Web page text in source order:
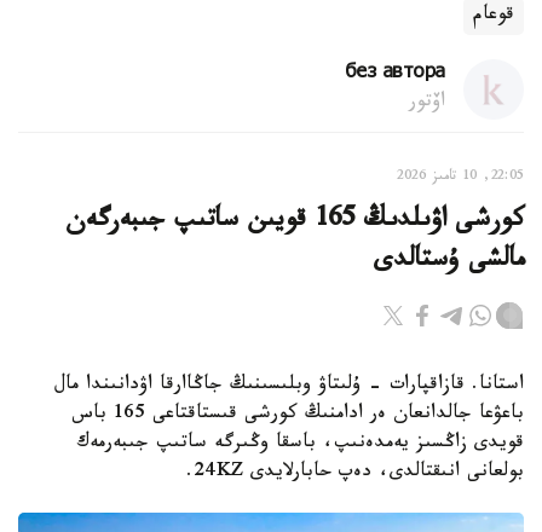
قوعام
без автора
اۆتور
22:05, 10 تامىز 2026
كورشى اۋىلدىڭ 165 قويىن ساتىپ جىبەرگەن
مالشى ۇستالدى
استانا. قازاقپارات - ۇلىتاۋ وبلىسىنىڭ جاڭاارقا اۋدانىندا مال
باعۋعا جالدانعان ەر ادامنىڭ كورشى قىستاقتاعى 165 باس
قويدى زاڭسىز يەمدەنىپ، باسقا وڭىرگە ساتىپ جىبەرمەك
بولعانى انىقتالدى، دەپ حابارلايدى 24KZ.